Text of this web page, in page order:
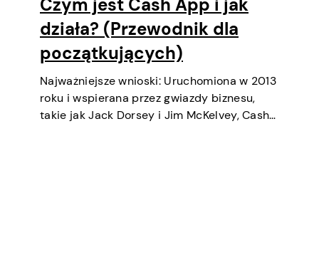
Czym jest Cash App i jak
działa? (Przewodnik dla
początkujących)
Najważniejsze wnioski: Uruchomiona w 2013
roku i wspierana przez gwiazdy biznesu,
takie jak Jack Dorsey i Jim McKelvey, Cash